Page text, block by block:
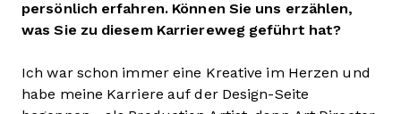
persönlich erfahren. Können Sie uns erzählen,
was Sie zu diesem Karriereweg geführt hat?
Ich war schon immer eine Kreative im Herzen und
habe meine Karriere auf der Design-Seite